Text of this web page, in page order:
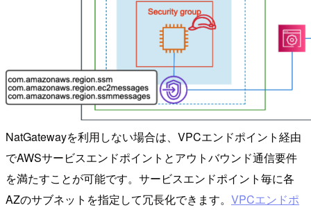
NatGatewayを利用しない場合は、VPCエンドポイント経由
でAWSサービスエンドポイントとアウトバウンド通信要件
を満たすことが可能です。サービスエンドポイント毎に各
AZのサブネットを指定して冗長化できます。 VPCエンドポ